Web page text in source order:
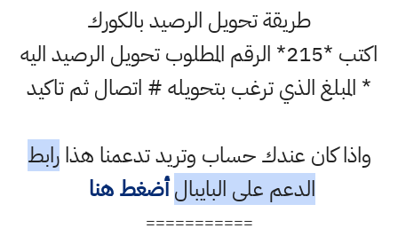
طريقة تحويل الرصيد بالكورك
اكتب *215* الرقم المطلوب تحويل الرصيد اليه
* المبلغ الذي ترغب بتحويله # اتصال ثم تاكيد
واذا كان عندك حساب وتريد تدعمنا هذارابط
الدعم على البايبال أضغط هنا
===========